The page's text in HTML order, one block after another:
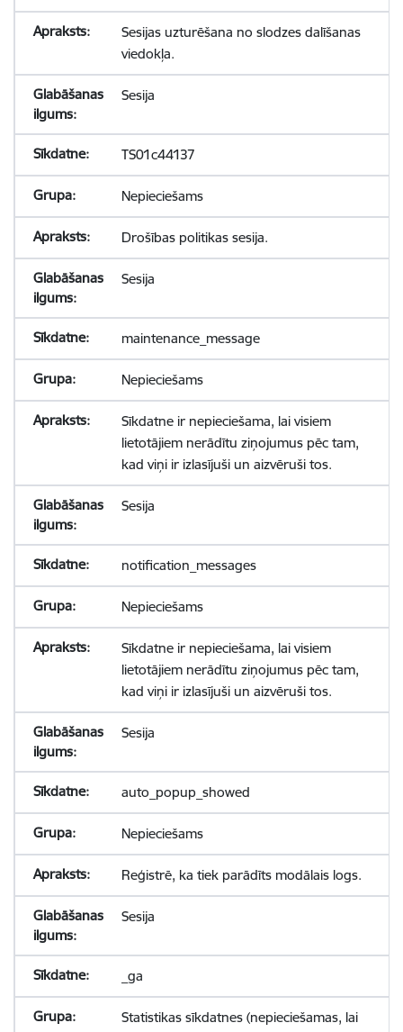
Sesijas uzturēšana no slodzes dalīšanas
viedokļa.
Sesija
TS01c44137
Nepieciešams
Drošības politikas sesija.
Sesija
maintenance_message
Nepieciešams
Sīkdatne ir nepieciešama, lai visiem
lietotājiem nerādītu ziņojumus pēc tam,
kad viņi ir izlasījuši un aizvēruši tos.
Sesija
notification_messages
Nepieciešams
Sīkdatne ir nepieciešama, lai visiem
lietotājiem nerādītu ziņojumus pēc tam,
kad viņi ir izlasījuši un aizvēruši tos.
Sesija
auto_popup_showed
Nepieciešams
Reģistrē, ka tiek parādīts modālais logs.
Sesija
_ga
Statistikas sīkdatnes (nepieciešamas, lai